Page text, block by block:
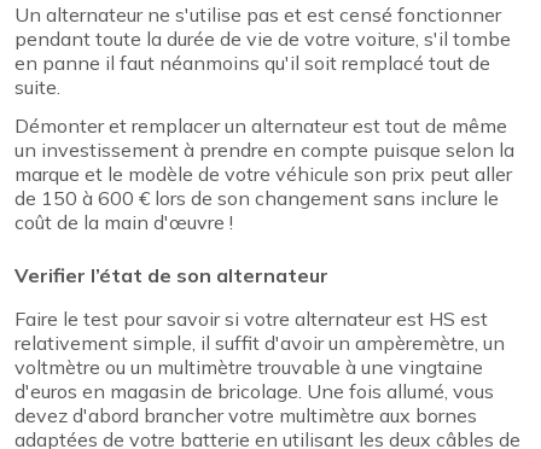
Un alternateur ne s'utilise pas et est censé fonctionner
pendant toute la durée de vie de votre voiture, s'il tombe
en panne il faut néanmoins qu'il soit remplacé tout de
suite.
Démonter et remplacer un alternateur est tout de même
un investissement à prendre en compte puisque selon la
marque et le modèle de votre véhicule son prix peut aller
de 150 à 600 € lors de son changement sans inclure le
coût de la main d'œuvre !
Verifier l’état de son alternateur
Faire le test pour savoir si votre alternateur est HS est
relativement simple, il suffit d'avoir un ampèremètre, un
voltmètre ou un multimètre trouvable à une vingtaine
d'euros en magasin de bricolage. Une fois allumé, vous
devez d'abord brancher votre multimètre aux bornes
adaptées de votre batterie en utilisant les deux câbles de